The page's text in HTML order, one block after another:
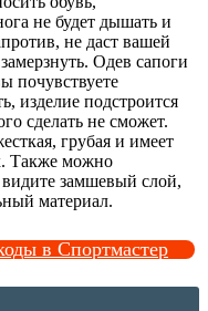
не будет дышать и
не даст вашей
Одев сапоги
почувствуете
изделие подстроится
сделать не сможет.
грубая и имеет
Также можно
видите замшевый слой,
материал.
в Спортмастер